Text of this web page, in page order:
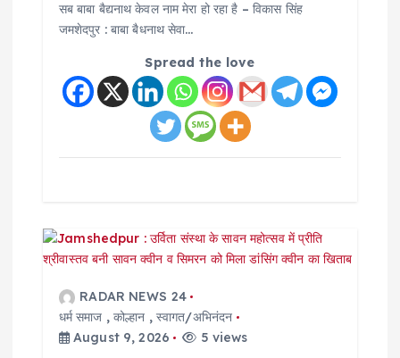
सब बाबा बैद्यनाथ केवल नाम मेरा हो रहा है – विकास सिंह
जमशेदपुर : बाबा बैधनाथ सेवा…
Spread the love
RADAR NEWS 24
धर्म समाज ,कोल्हान , स्वागत/अभिनंदन
August 9, 2026
5 views